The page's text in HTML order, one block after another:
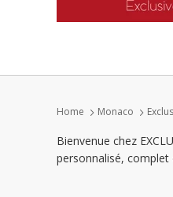
Home Monaco
Bienvenue chez
personnalisé,